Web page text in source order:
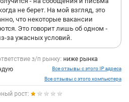
не берет. На мой взгляд, это
что некоторые вакансии
Это говорит лишь об одном -
за ужасных условий.
з/п рынку: ниже рынка
Все отзывы с этого IP адреса
Все отзывы с этого компьютера
рост: